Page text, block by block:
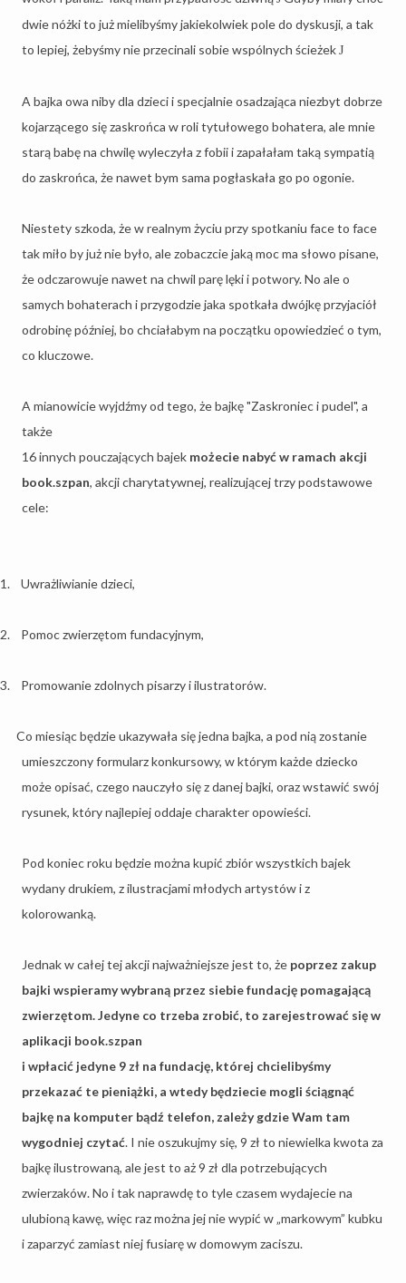
dwie nóżki to już mielibyśmy jakiekolwiek pole do dyskusji, a tak
to lepiej, żebyśmy nie przecinali sobie wspólnych ścieżek J
A bajka owa niby dla dzieci i specjalnie osadzająca niezbyt dobrze
kojarzącego się zaskrońca w roli tytułowego bohatera, ale mnie
starą babę na chwilę wyleczyła z fobii i zapałałam taką sympatią
do zaskrońca, że nawet bym sama pogłaskała go po ogonie.
Niestety szkoda, że w realnym życiu przy spotkaniu face to face
tak miło by już nie było, ale zobaczcie jaką moc ma słowo pisane,
że odczarowuje nawet na chwil parę lęki i potwory. No ale o
samych bohaterach i przygodzie jaka spotkała dwójkę przyjaciół
odrobinę później, bo chciałabym na początku opowiedzieć o tym,
co kluczowe.
A mianowicie wyjdźmy od tego, że bajkę "Zaskroniec i pudel", a
także
16 innych pouczających bajek możecie nabyć w ramach akcji
book.szpan, akcji charytatywnej, realizującej trzy podstawowe
cele:
1. Uwrażliwianie dzieci,
2. Pomoc zwierzętom fundacyjnym,
3. Promowanie zdolnych pisarzy i ilustratorów.
Co miesiąc będzie ukazywała się jedna bajka, a pod nią zostanie
umieszczony formularz konkursowy, w którym każde dziecko
może opisać, czego nauczyło się z danej bajki, oraz wstawić swój
rysunek, który najlepiej oddaje charakter opowieści.
Pod koniec roku będzie można kupić zbiór wszystkich bajek
wydany drukiem, z ilustracjami młodych artystów i z
kolorowanką.
Jednak w całej tej akcji najważniejsze jest to, że poprzez zakup
bajki wspieramy wybraną przez siebie fundację pomagającą
zwierzętom. Jedyne co trzeba zrobić, to zarejestrować się w
aplikacji book.szpan
i wpłacić jedyne 9 zł na fundację, której chcielibyśmy
przekazać te pieniążki, a wtedy będziecie mogli ściągnąć
bajkę na komputer bądź telefon, zależy gdzie Wam tam
wygodniej czytać. I nie oszukujmy się, 9 zł to niewielka kwota za
bajkę ilustrowaną, ale jest to aż 9 zł dla potrzebujących
zwierzaków. No i tak naprawdę to tyle czasem wydajecie na
ulubioną kawę, więc raz można jej nie wypić w „markowym” kubku
i zaparzyć zamiast niej fusiarę w domowym zaciszu.